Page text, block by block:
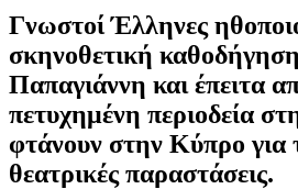
Γνωστοί Έλληνες
σκηνοθετική
Παπαγιάννη και έπειτα
πετυχημένη περιοδεία
φτάνουν στην Κύπρο για
θεατρικές παραστάσεις.